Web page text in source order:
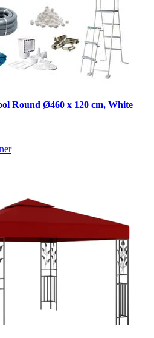
Round Ø460 x 120 cm, White